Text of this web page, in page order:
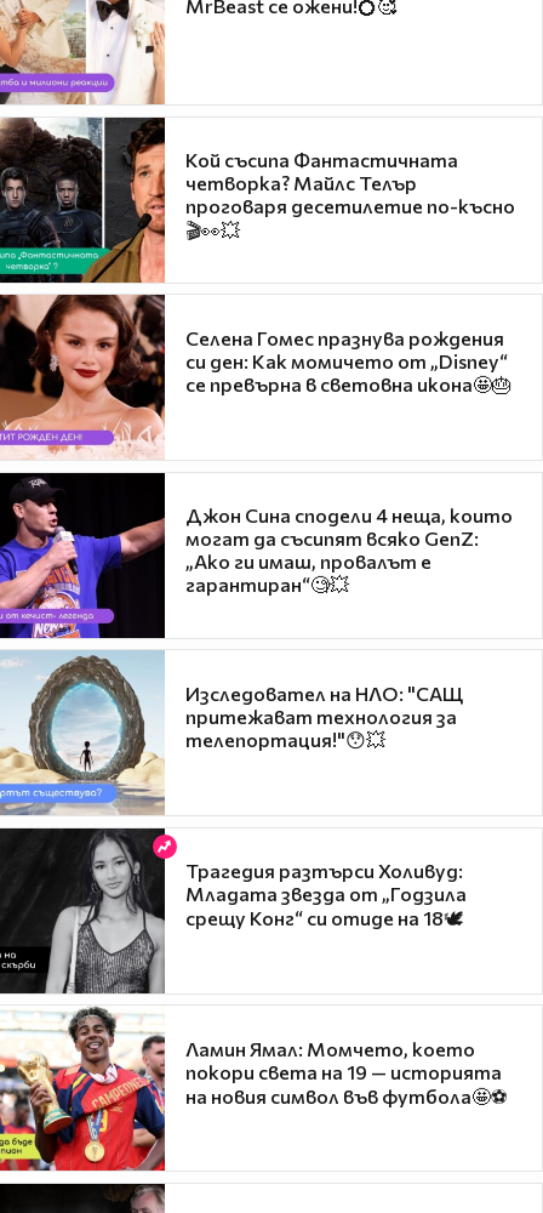
MrBeast се ожени!💍🥰
Кой съсипа Фантастичната
четворка? Майлс Телър
проговаря десетилетие по-късно
🎬👀💥
Селена Гомес празнува рождения
си ден: Как момичето от „Disney“
се превърна в световна икона🤩🎂
Джон Сина сподели 4 неща, които
могат да съсипят всяко GenZ:
„Ако ги имаш, провалът е
гарантиран“🧐💥
Изследовател на НЛО: "САЩ
притежават технология за
телепортация!"😯💥
Трагедия разтърси Холивуд:
Младата звезда от „Годзила
срещу Конг“ си отиде на 18🕊️
Ламин Ямал: Момчето, което
покори света на 19 — историята
на новия символ във футбола🤩⚽